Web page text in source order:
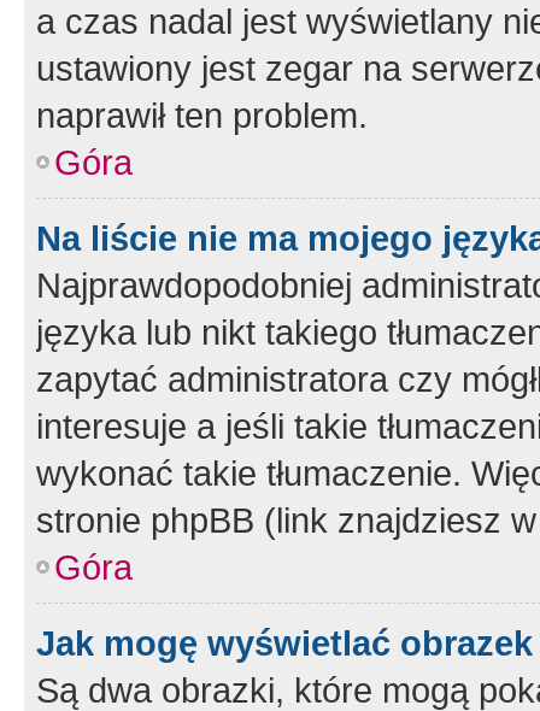
a czas nadal jest wyświetlany
ustawiony jest zegar na
naprawił ten problem.
Góra
Na liście nie ma mojego
Najprawdopodobniej
języka lub nikt takiego
zapytać administratora czy
interesuje a jeśli takie
wykonać takie tłumaczenie.
stronie phpBB (link znajdziesz
Góra
Jak mogę wyświetlać
Są dwa obrazki, które mogą